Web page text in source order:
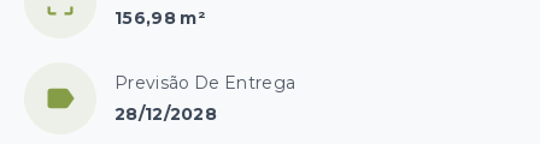
156,98 m²
Previsão De Entrega
28/12/2028